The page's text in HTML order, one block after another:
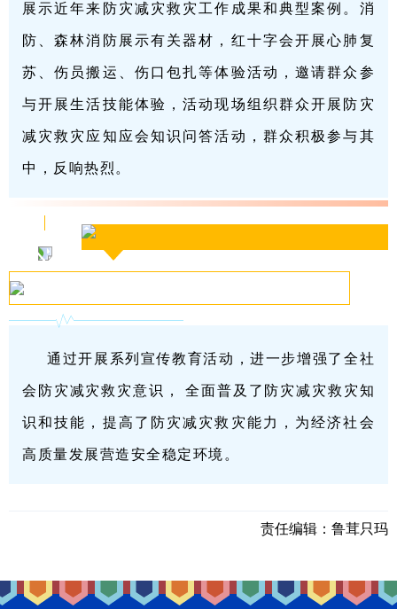
展示近年来防灾减灾救灾工作成果和典型案例。消
防、森林消防展示有关器材，红十字会开展心肺复
苏、伤员搬运、伤口包扎等体验活动，邀请群众参
与开展生活技能体验，活动现场组织群众开展防灾
减灾救灾应知应会知识问答活动，群众积极参与其
中，反响热烈。
通过开展系列宣传教育活动，进一步增强了全社
会防灾减灾救灾意识， 全面普及了防灾减灾救灾知
识和技能，提高了防灾减灾救灾能力，为经济社会
高质量发展营造安全稳定环境。
责任编辑： 鲁茸只玛